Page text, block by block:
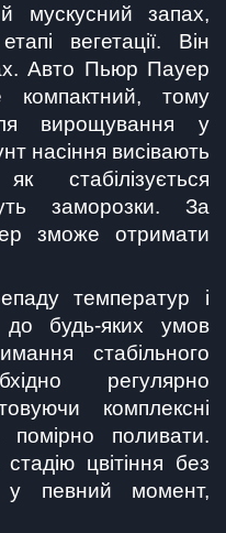
мускусний запах,
вегетації. Він
Авто Пьюр Пауер
компактний, тому
вирощування у
насіння висівають
стабілізується
заморозки. За
зможе отримати
температур і
до будь-яких умов
стабільного
регулярно
комплексні
поливати.
цвітіння без
у певний момент,